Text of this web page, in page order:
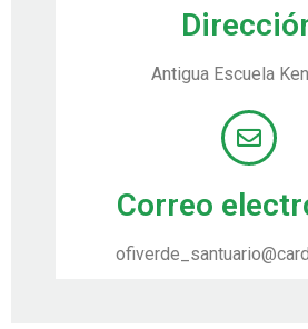
Antigua Escuela
Correo